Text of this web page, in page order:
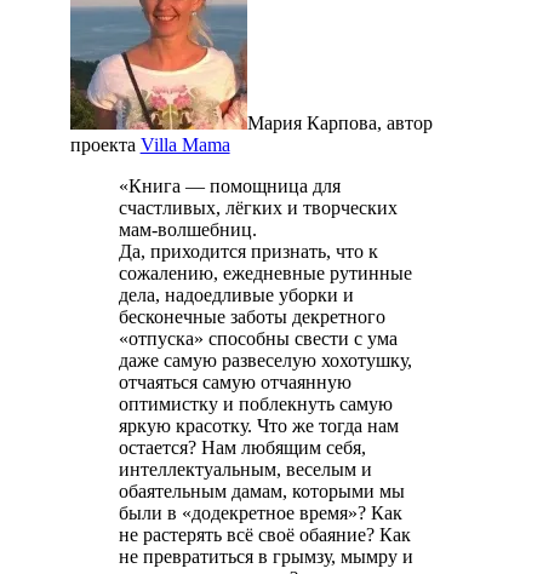
Мария Карпова, автор
проекта Villa Mama
«Книга — помощница для
счастливых, лёгких и творческих
мам-волшебниц.
Да, приходится признать, что к
сожалению, ежедневные рутинные
дела, надоедливые уборки и
бесконечные заботы декретного
«отпуска» способны свести с ума
даже самую развеселую хохотушку,
отчаяться самую отчаянную
оптимистку и поблекнуть самую
яркую красотку. Что же тогда нам
остается? Нам любящим себя,
интеллектуальным, веселым и
обаятельным дамам, которыми мы
были в «додекретное время»? Как
не растерять всё своё обаяние? Как
не превратиться в грымзу, мымру и